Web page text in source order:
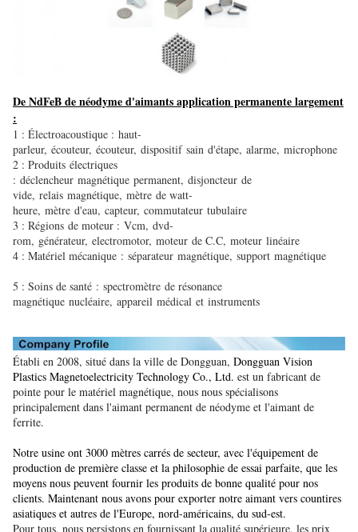
De NdFeB de néodyme d'aimants application permanente largement
:
1 : Électroacoustique : haut-
parleur, écouteur, écouteur, dispositif sain d'étape, alarme, microphone
2 : Produits électriques
: déclencheur magnétique permanent, disjoncteur de
vide, relais magnétique, mètre de watt-
heure, mètre d'eau, capteur, commutateur tubulaire
3 : Régions de moteur : Vcm, dvd-
rom, générateur, electromotor, moteur de C.C, moteur linéaire
4 : Matériel mécanique : séparateur magnétique, support magnétique
5 : Soins de santé : spectromètre de résonance
magnétique nucléaire, appareil médical et instruments
Établi en 2008, situé dans la ville de Dongguan, Dongguan Vision
Plastics Magnetoelectricity Technology Co., Ltd. est un fabricant de
pointe pour le matériel magnétique, nous nous spécialisons
principalement dans l'aimant permanent de néodyme et l'aimant de
ferrite.
Notre usine ont 3000 mètres carrés de secteur, avec l'équipement de
production de première classe et la philosophie de essai parfaite, que les
moyens nous peuvent fournir les produits de bonne qualité pour nos
clients. Maintenant nous avons pour exporter notre aimant vers countires
asiatiques et autres de l'Europe, nord-américains, du sud-est.
Pour tous, nous persistons en fournissant la qualité supérieure, les prix